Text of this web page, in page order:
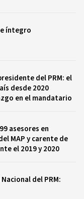
íntegro
del PRM: el
desde 2020
en el mandatario
asesores en
MAP y carente de
el 2019 y 2020
Nacional del PRM: